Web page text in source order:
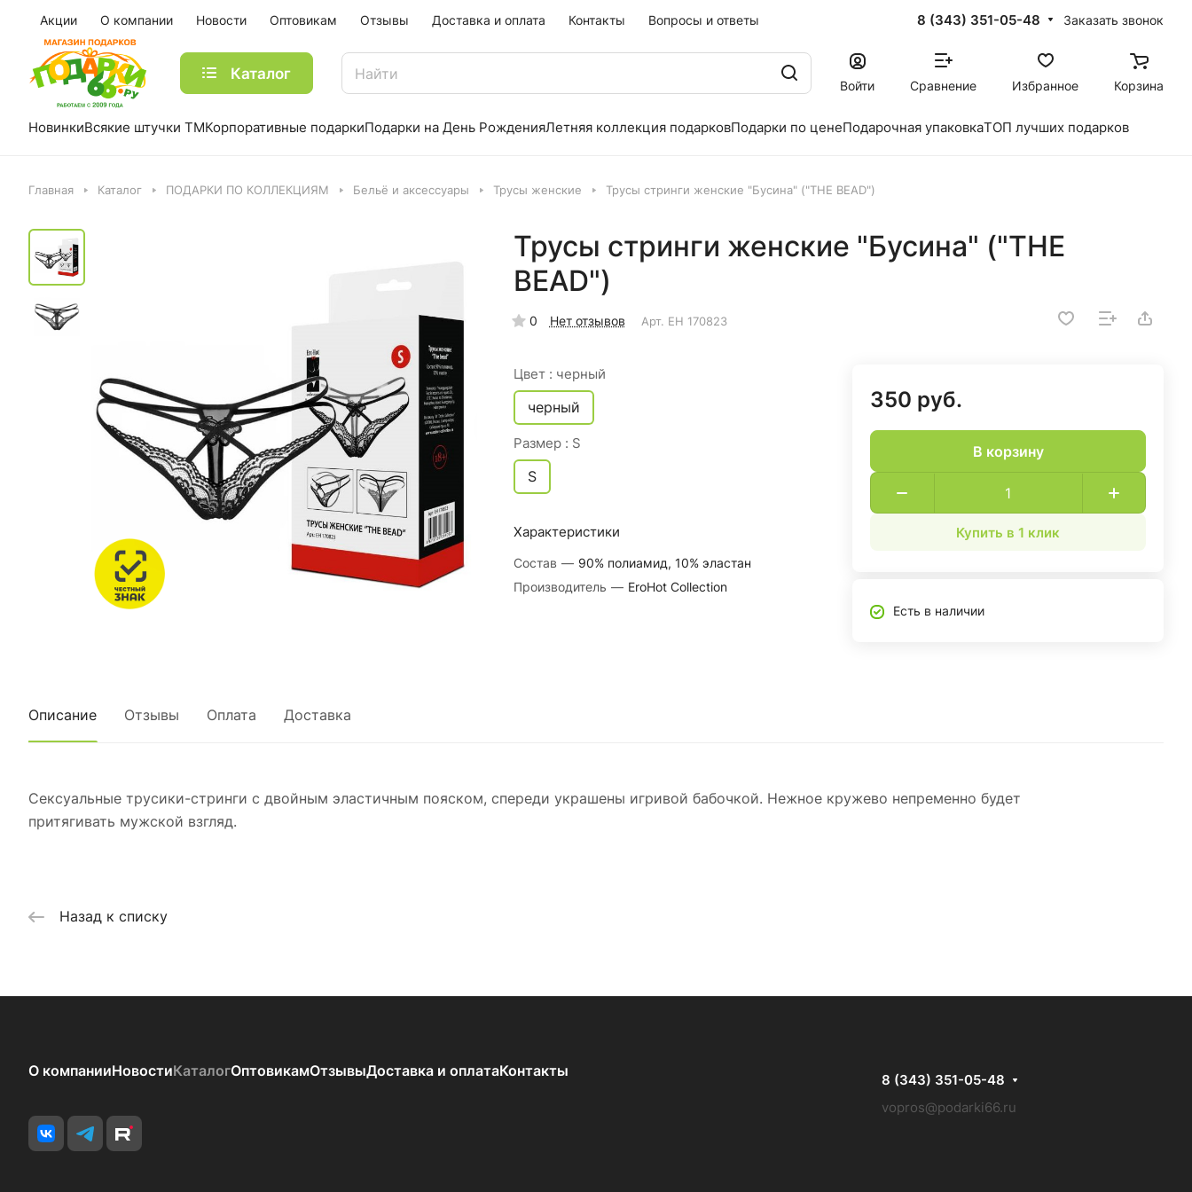
Акции О компании Новости Оптовикам Отзывы Доставка и оплата Контакты Вопросы и ответы 8 (343) 351-05-48 Заказать звонок
Каталог
Войти Сравнение Избранное Корзина
НовинкиВсякие штучки ТМКорпоративные подаркиПодарки на День РожденияЛетняя коллекция подарковПодарки по ценеПодарочная упаковкаТОП лучших подарков
Главная Каталог ПОДАРКИ ПО КОЛЛЕКЦИЯМ Бельё и аксессуары Трусы женские Трусы стринги женские "Бусина" ("THE BEAD")
Трусы стринги женские "Бусина" ("THE
BEAD")
0 Нет отзывов Арт. EH 170823
Цвет : черный
черный
Размер : S
S
Характеристики
Состав — 90% полиамид, 10% эластан
Производитель — EroHot Collection
350 руб.
В корзину
Купить в 1 клик
Есть в наличии
Описание Отзывы Оплата Доставка
Сексуальные трусики-стринги с двойным эластичным пояском, спереди украшены игривой бабочкой. Нежное кружево непременно будет
притягивать мужской взгляд.
Назад к списку
О компанииНовостиКаталогОптовикамОтзывыДоставка и оплатаКонтакты
8 (343) 351-05-48
vopros@podarki66.ru